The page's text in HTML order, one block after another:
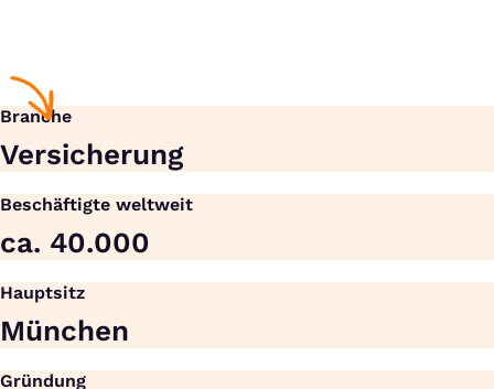
Branche
Versicherung
Beschäftigte weltweit
ca. 40.000
Hauptsitz
München
Gründung